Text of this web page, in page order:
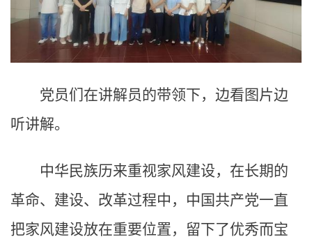
党员们在讲解员的带领下，边看图片边
听讲解。
中华民族历来重视家风建设，在长期的
革命、建设、改革过程中，中国共产党一直
把家风建设放在重要位置，留下了优秀而宝